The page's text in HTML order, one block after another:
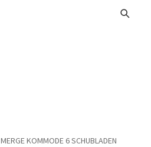
MERGE KOMMODE 6 SCHUBLADEN